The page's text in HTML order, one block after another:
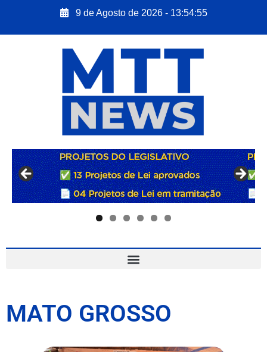
9 de Agosto de 2026 - 13:54:57
MATO GROSSO